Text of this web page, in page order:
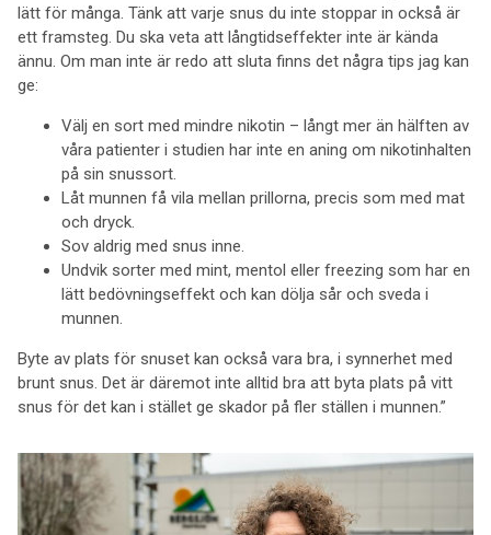
lätt för många. Tänk att varje snus du inte stoppar in också är
ett framsteg. Du ska veta att långtidseffekter inte är kända
ännu. Om man inte är redo att sluta finns det några tips jag kan
ge:
Välj en sort med mindre nikotin – långt mer än hälften av
våra patienter i studien har inte en aning om nikotinhalten
på sin snussort.
Låt munnen få vila mellan prillorna, precis som med mat
och dryck.
Sov aldrig med snus inne.
Undvik sorter med mint, mentol eller freezing som har en
lätt bedövningseffekt och kan dölja sår och sveda i
munnen.
Byte av plats för snuset kan också vara bra, i synnerhet med
brunt snus. Det är däremot inte alltid bra att byta plats på vitt
snus för det kan i stället ge skador på fler ställen i munnen.”